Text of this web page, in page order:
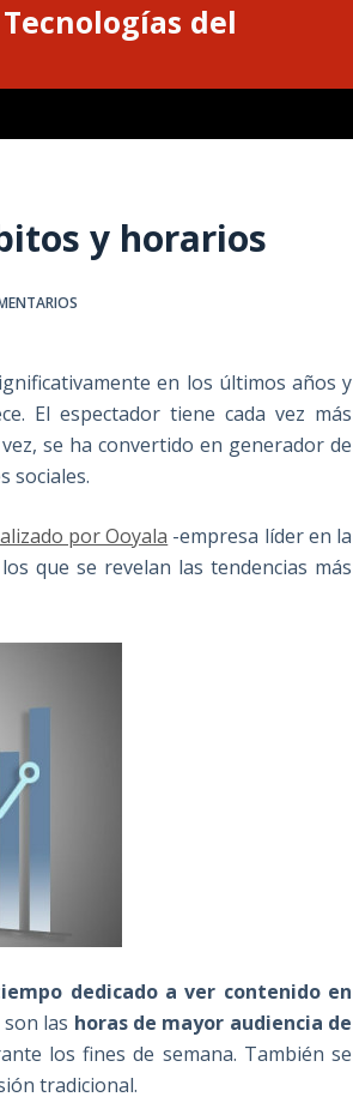
del
y horarios
en los últimos años y
El espectador tiene cada vez más
se ha convertido en generador de
sociales.
por Ooyala -empresa líder en la
que se revelan las tendencias más
dedicado a ver contenido en
las horas de mayor audiencia de
los fines de semana. También se
tradicional.